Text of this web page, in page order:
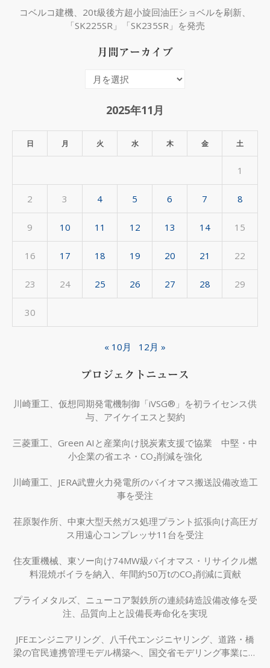
コベルコ建機、20t級後方超小旋回油圧ショベルを刷新、
「SK225SR」「SK235SR」を発売
月間アーカイブ
イ
2025年11月
日 月 火 水 木 金 土
1
2 3 4 5 6 7 8
9 10 11 12 13 14 15
16 17 18 19 20 21 22
23 24 25 26 27 28 29
30
« 10月 12月 »
プロジェクトニュース
川崎重工、仮想同期発電機制御「iVSG®」を初ライセンス供
与、アイケイエスと契約
三菱重工、Green AIと産業向け脱炭素支援で協業 中堅・中
小企業の省エネ・CO₂削減を強化
川崎重工、JERA武豊火力発電所のバイオマス搬送設備改造工
事を受注
荏原製作所、中東大型天然ガス処理プラント拡張向け高圧ガ
ス用遠心コンプレッサ11台を受注
住友重機械、東ソー向け74MW級バイオマス・リサイクル燃
料混焼ボイラを納入、年間約50万tのCO₂削減に貢献
プライメタルズ、ニューコア製鉄所の連続鋳造設備改修を受
注、品質向上と設備長寿命化を実現
JFEエンジニアリング、八千代エンジニヤリング、道路・橋
梁の官民連携管理モデル構築へ、国交省モデリング事業に採